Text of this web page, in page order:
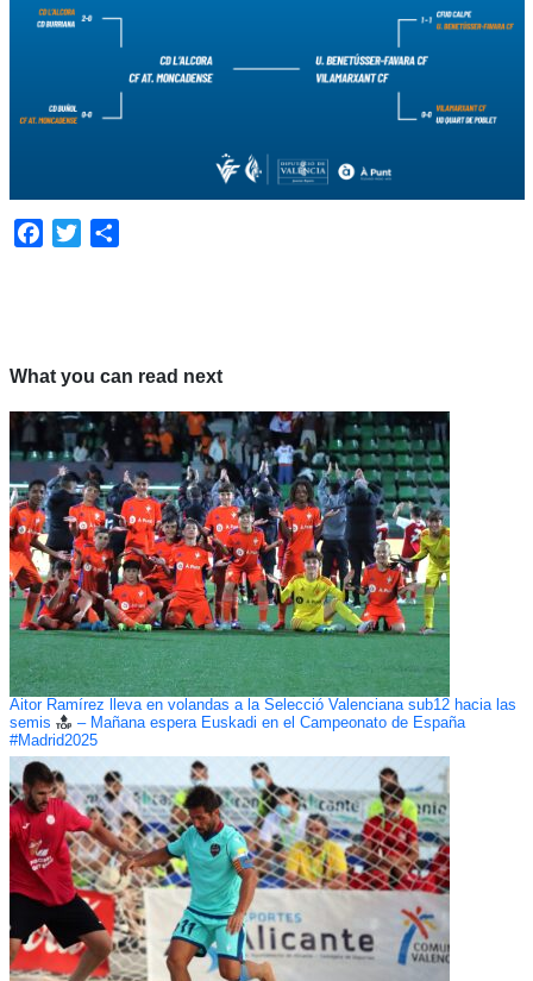
Facebook
Twitter
What you can read next
Aitor Ramírez lleva en volandas a la Selecció Valenciana sub12 hacia las
semis
– Mañana espera Euskadi en el Campeonato de España
#Madrid2025